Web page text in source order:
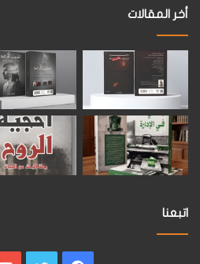
أخر المقالات
اتبعنا